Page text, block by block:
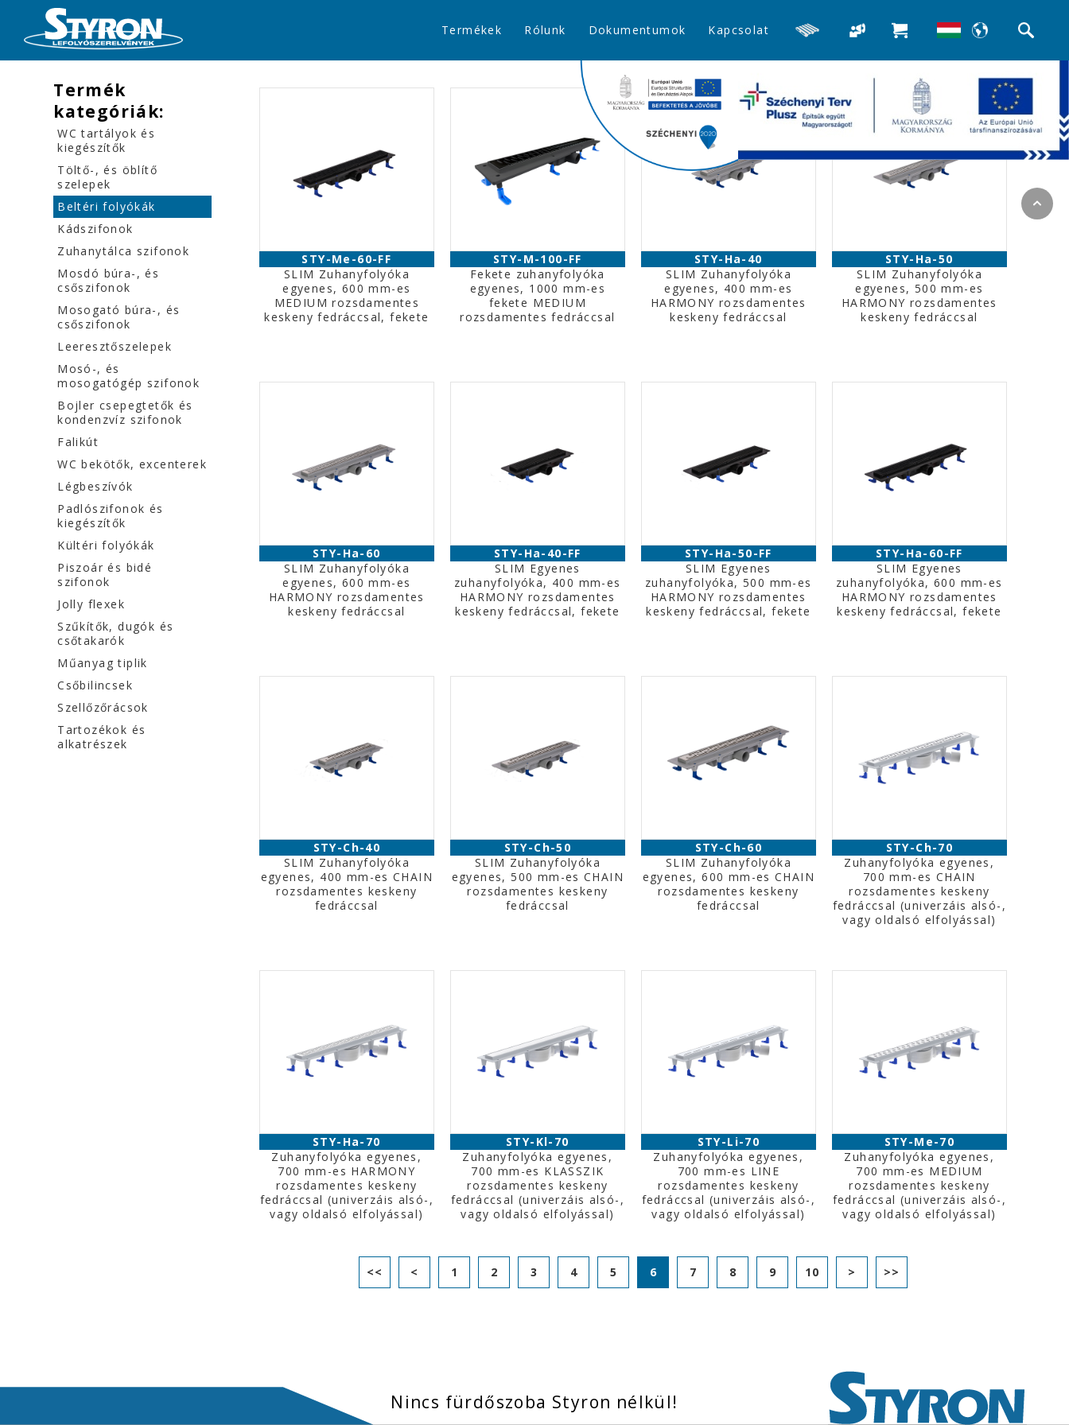
Termékek Rólunk Dokumentumok Kapcsolat
Termék
kategóriák:
WC tartályok és
kiegészítők
Töltő-, és öblítő
szelepek
Beltéri folyókák
Kádszifonok
Zuhanytálca szifonok
Mosdó búra-, és
csőszifonok
Mosogató búra-, és
csőszifonok
Leeresztőszelepek
Mosó-, és
mosogatógép szifonok
Bojler csepegtetők és
kondenzvíz szifonok
Falikút
WC bekötők, excenterek
Légbeszívók
Padlószifonok és
kiegészítők
Kültéri folyókák
Piszoár és bidé
szifonok
Jolly flexek
Szűkítők, dugók és
csőtakarók
Műanyag tiplik
Csőbilincsek
Szellőzőrácsok
Tartozékok és
alkatrészek
STY-Me-60-FF
SLIM Zuhanyfolyóka
egyenes, 600 mm-es
MEDIUM rozsdamentes
keskeny fedráccsal, fekete
STY-M-100-FF
Fekete zuhanyfolyóka
egyenes, 1000 mm-es
fekete MEDIUM
rozsdamentes fedráccsal
STY-Ha-40
SLIM Zuhanyfolyóka
egyenes, 400 mm-es
HARMONY rozsdamentes
keskeny fedráccsal
STY-Ha-50
SLIM Zuhanyfolyóka
egyenes, 500 mm-es
HARMONY rozsdamentes
keskeny fedráccsal
STY-Ha-60
SLIM Zuhanyfolyóka
egyenes, 600 mm-es
HARMONY rozsdamentes
keskeny fedráccsal
STY-Ha-40-FF
SLIM Egyenes
zuhanyfolyóka, 400 mm-es
HARMONY rozsdamentes
keskeny fedráccsal, fekete
STY-Ha-50-FF
SLIM Egyenes
zuhanyfolyóka, 500 mm-es
HARMONY rozsdamentes
keskeny fedráccsal, fekete
STY-Ha-60-FF
SLIM Egyenes
zuhanyfolyóka, 600 mm-es
HARMONY rozsdamentes
keskeny fedráccsal, fekete
STY-Ch-40
SLIM Zuhanyfolyóka
egyenes, 400 mm-es CHAIN
rozsdamentes keskeny
fedráccsal
STY-Ch-50
SLIM Zuhanyfolyóka
egyenes, 500 mm-es CHAIN
rozsdamentes keskeny
fedráccsal
STY-Ch-60
SLIM Zuhanyfolyóka
egyenes, 600 mm-es CHAIN
rozsdamentes keskeny
fedráccsal
STY-Ch-70
Zuhanyfolyóka egyenes,
700 mm-es CHAIN
rozsdamentes keskeny
fedráccsal (univerzáis alsó-,
vagy oldalsó elfolyással)
STY-Ha-70
Zuhanyfolyóka egyenes,
700 mm-es HARMONY
rozsdamentes keskeny
fedráccsal (univerzáis alsó-,
vagy oldalsó elfolyással)
STY-Kl-70
Zuhanyfolyóka egyenes,
700 mm-es KLASSZIK
rozsdamentes keskeny
fedráccsal (univerzáis alsó-,
vagy oldalsó elfolyással)
STY-Li-70
Zuhanyfolyóka egyenes,
700 mm-es LINE
rozsdamentes keskeny
fedráccsal (univerzáis alsó-,
vagy oldalsó elfolyással)
STY-Me-70
Zuhanyfolyóka egyenes,
700 mm-es MEDIUM
rozsdamentes keskeny
fedráccsal (univerzáis alsó-,
vagy oldalsó elfolyással)
<< < 1 2 3 4 5 6 7 8 9 10 > >>
Nincs fürdőszoba Styron nélkül!